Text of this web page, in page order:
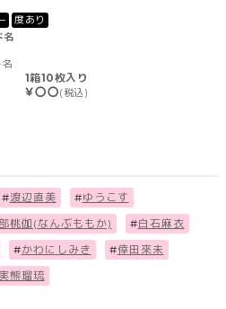
度あり
名
1箱10枚入り
￥〇〇(税込)
#渡辺直美 #ゆうこす
桃伽(なんぶももか) #白石麻衣
#かわにしみき #倖田來未
実熊瑠琉